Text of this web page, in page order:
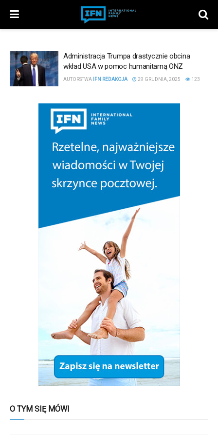
Administracja Trumpa drastycznie obcina
wkład USA w pomoc humanitarną ONZ
AUTORSTWA IFN REDAKCJA 29 GRUDNIA, 2025 123
O TYM SIĘ MÓWI